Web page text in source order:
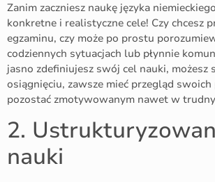
Zanim zaczniesz naukę języka
konkretne i realistyczne cele! Czy chcesz
egzaminu, czy może po prostu
codziennych sytuacjach lub płynnie
jasno zdefiniujesz swój cel nauki, możesz
osiągnięciu, zawsze mieć przegląd
pozostać zmotywowanym nawet w
2.
nauki